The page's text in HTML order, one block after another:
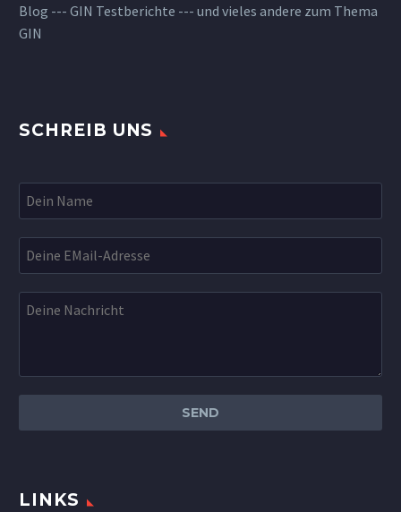
Blog --- GIN Testberichte --- und vieles andere zum Thema
GIN
SCHREIB UNS
LINKS